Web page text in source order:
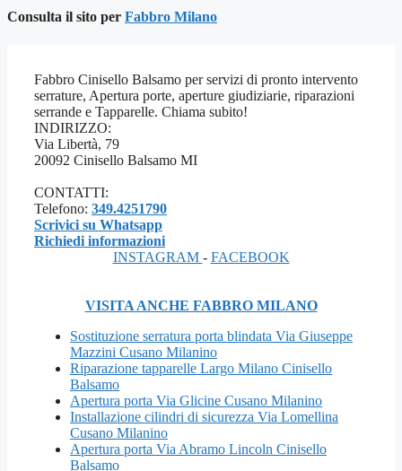
Consulta il sito per Fabbro Milano
Fabbro Cinisello Balsamo per servizi di pronto intervento
serrature, Apertura porte, aperture giudiziarie, riparazioni
serrande e Tapparelle. Chiama subito!
INDIRIZZO:
Via Libertà, 79
20092 Cinisello Balsamo MI
CONTATTI:
Telefono: 349.4251790
Scrivici su Whatsapp
Richiedi informazioni
INSTAGRAM - FACEBOOK
VISITA ANCHE FABBRO MILANO
Sostituzione serratura porta blindata Via Giuseppe
Mazzini Cusano Milanino
Riparazione tapparelle Largo Milano Cinisello
Balsamo
Apertura porta Via Glicine Cusano Milanino
Installazione cilindri di sicurezza Via Lomellina
Cusano Milanino
Apertura porta Via Abramo Lincoln Cinisello
Balsamo